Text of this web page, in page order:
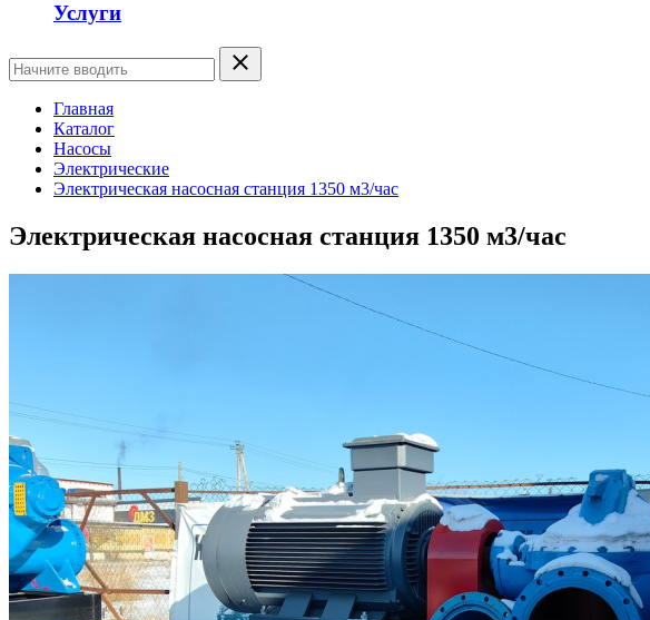
Услуги
Главная
Каталог
Насосы
Электрические
Электрическая насосная станция 1350 м3/час
Электрическая насосная станция 1350 м3/час